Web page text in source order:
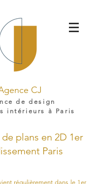
CJ
de design
intérieurs à Paris
plans en 2D 1er
Paris
régulièrement dans le 1er